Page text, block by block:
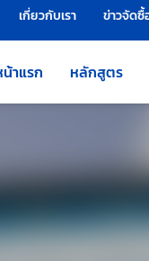
เกี่ยวกับเรา ข่าวจัดซื้
าแรก หลักสูตร